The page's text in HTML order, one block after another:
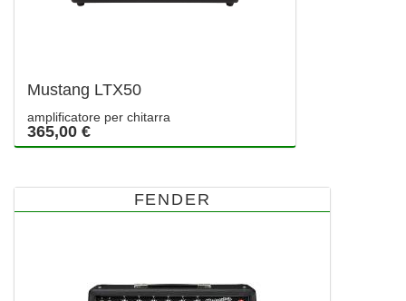
Mustang LTX50
amplificatore per chitarra
365,00 €
FENDER